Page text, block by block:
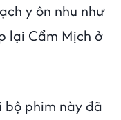
y ôn nhu như
lại Cẩm Mịch ở
bộ phim này đã